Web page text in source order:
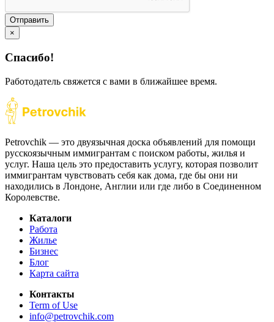
Отправить
×
Спасибо!
Работодатель свяжется с вами в ближайшее время.
Petrovchik — это двуязычная доска объявлений для помощи
русскоязычным иммигрантам с поиском работы, жилья и
услуг. Наша цель это предоставить услугу, которая позволит
иммигрантам чувствовать себя как дома, где бы они ни
находились в Лондоне, Англии или где либо в Соединенном
Королевстве.
Каталоги
Работа
Жилье
Бизнес
Блог
Карта сайта
Контакты
Term of Use
info@petrovchik.com